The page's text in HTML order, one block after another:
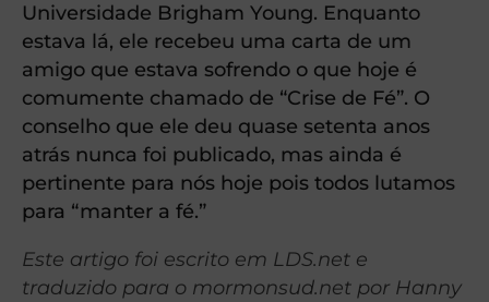
Universidade Brigham Young. Enquanto
estava lá, ele recebeu uma carta de um
amigo que estava sofrendo o que hoje é
comumente chamado de “Crise de Fé”. O
conselho que ele deu quase setenta anos
atrás nunca foi publicado, mas ainda é
pertinente para nós hoje pois todos lutamos
para “manter a fé.”
Este artigo foi escrito em LDS.net e
traduzido para o mormonsud.net por Hanny